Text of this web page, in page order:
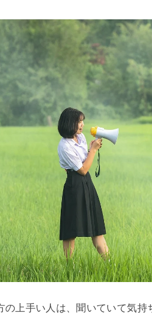
の上手い人は、聞いていて気持